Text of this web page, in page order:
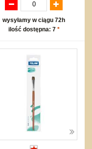
wysyłamy w ciągu 72h
ilość dostępna: 7 *